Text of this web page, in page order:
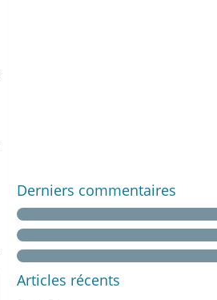
Derniers commentaires
Articles récents